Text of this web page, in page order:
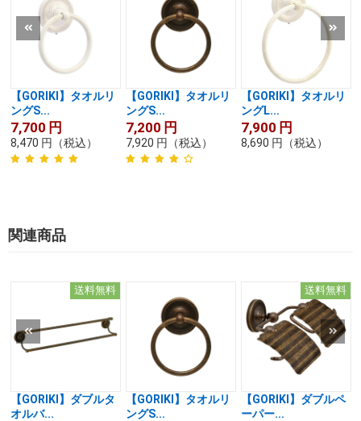
【GORIKI】タオルリ
ングS...
7,700 円
8,470 円 （税込）
【GORIKI】タオルリ
ングS...
7,200 円
7,920 円 （税込）
【GORIKI】タオルリ
ングL...
7,900 円
8,690 円 （税込）
関連商品
送料無料
【GORIKI】ダブルタ
オルバ...
【GORIKI】タオルリ
ングS...
送料無料
【GORIKI】ダブルペ
ーパー...